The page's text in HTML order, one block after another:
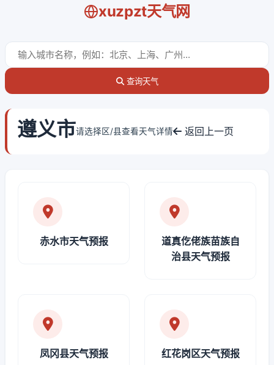
xuzpzt天气网
查询天气
遵义市请选择区/县查看天气详情 返回上一页
赤水市天气预报
道真仡佬族苗族自
治县天气预报
凤冈县天气预报 红花岗区天气预报